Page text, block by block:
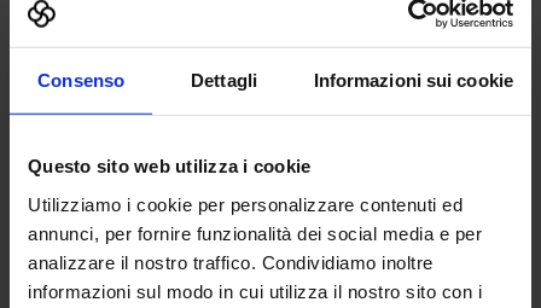
Consenso Dettagli Informazioni sui cookie
Questo sito web utilizza i cookie
Utilizziamo i cookie per personalizzare contenuti ed
annunci, per fornire funzionalità dei social media e per
analizzare il nostro traffico. Condividiamo inoltre
informazioni sul modo in cui utilizza il nostro sito con i
Vai alla scheda
AD Consulting S.p.A